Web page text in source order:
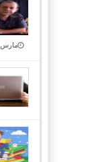
مارس 19, 2018 Closed